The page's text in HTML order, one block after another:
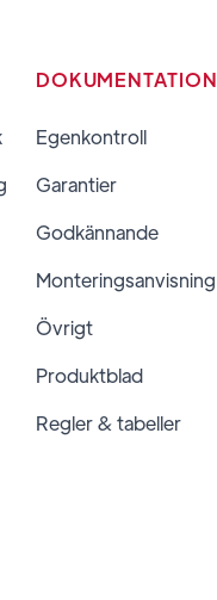
DOKUMENTATION
Egenkontroll
Garantier
Godkännande
Monteringsanvisning
Övrigt
Produktblad
Regler & tabeller